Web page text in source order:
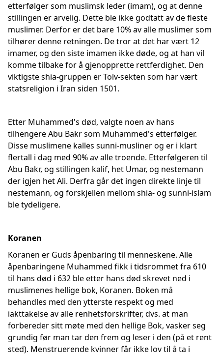
etterfølger som muslimsk leder (imam), og at denne
stillingen er arvelig. Dette ble ikke godtatt av de fleste
muslimer. Derfor er det bare 10% av alle muslimer som
tilhører denne retningen. De tror at det har vært 12
imamer, og den siste imamen ikke døde, og at han vil
komme tilbake for å gjenopprette rettferdighet. Den
viktigste shia-gruppen er Tolv-sekten som har vært
statsreligion i Iran siden 1501.
Etter Muhammed's død, valgte noen av hans
tilhengere Abu Bakr som Muhammed's etterfølger.
Disse muslimene kalles sunni-musliner og er i klart
flertall i dag med 90% av alle troende. Etterfølgeren til
Abu Bakr, og stillingen kalif, het Umar, og nestemann
der igjen het Ali. Derfra går det ingen direkte linje til
nestemann, og forskjellen mellom shia- og sunni-islam
ble tydeligere.
Koranen
Koranen er Guds åpenbaring til menneskene. Alle
åpenbaringene Muhammed fikk i tidsrommet fra 610
til hans død i 632 ble etter hans død skrevet ned i
muslimenes hellige bok, Koranen. Boken må
behandles med den ytterste respekt og med
iakttakelse av alle renhetsforskrifter, dvs. at man
forbereder sitt møte med den hellige Bok, vasker seg
grundig før man tar den frem og leser i den (på et rent
sted). Menstruerende kvinner får ikke lov til å ta i